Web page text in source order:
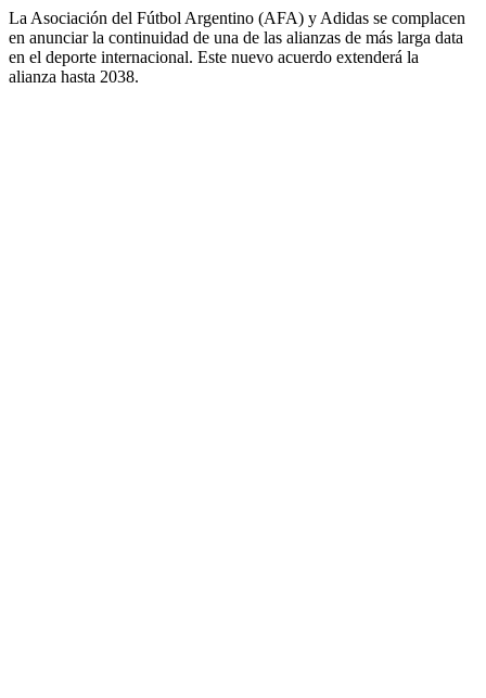
La Asociación del Fútbol Argentino (AFA) y Adidas se complacen
en anunciar la continuidad de una de las alianzas de más larga data
en el deporte internacional. Este nuevo acuerdo extenderá la
alianza hasta 2038.